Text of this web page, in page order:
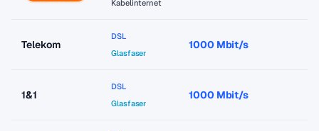
Kabelinternet
Telekom
DSL
Glasfaser
1000 Mbit/s
1&1
DSL
Glasfaser
1000 Mbit/s